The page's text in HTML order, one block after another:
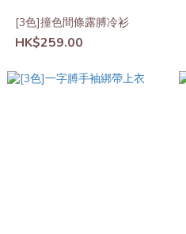
[3色]撞色間條露膊冷衫
HK$259.00